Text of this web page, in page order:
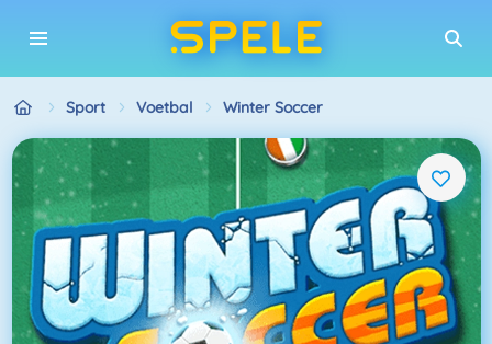
Sport Voetbal Winter Soccer